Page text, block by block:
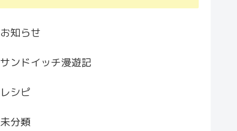
お知らせ
サンドイッチ漫遊記
レシピ
未分類